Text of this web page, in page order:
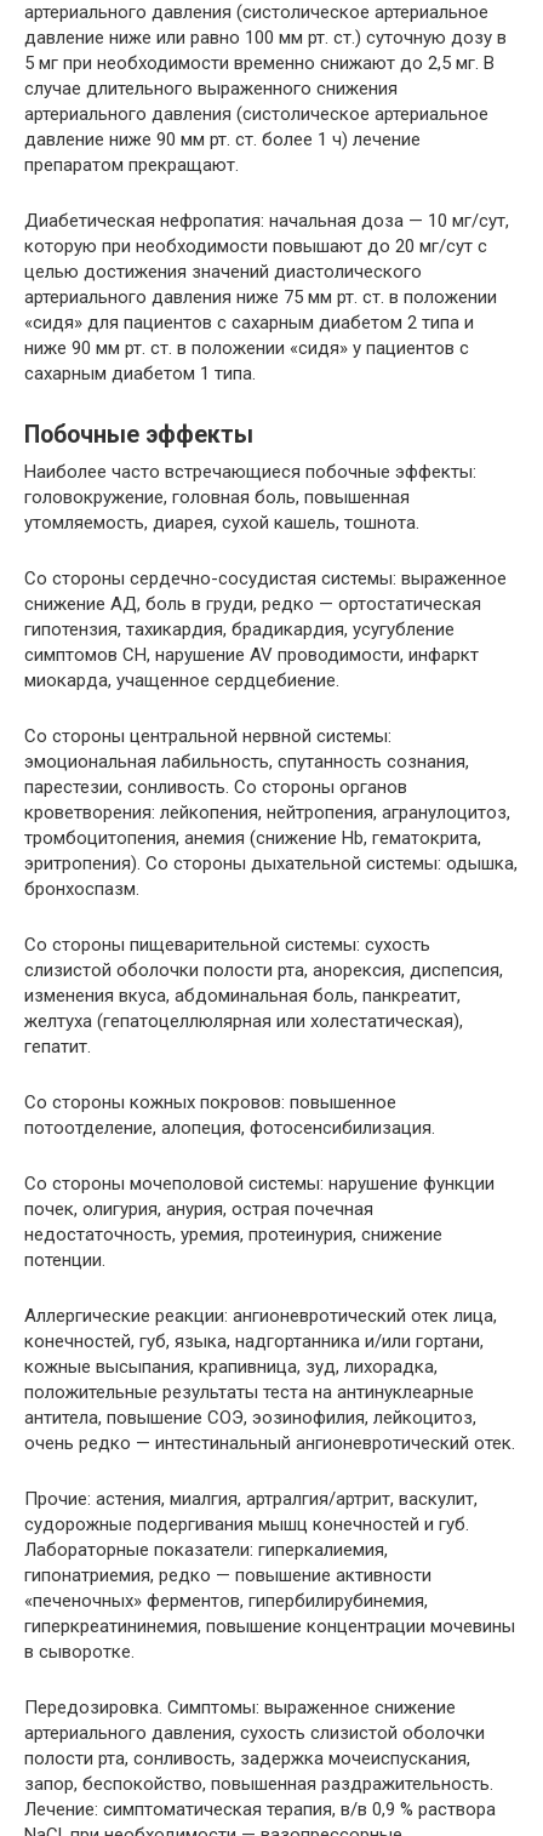
артериального давления (систолическое артериальное
давление ниже или равно 100 мм рт. ст.) суточную дозу в
5 мг при необходимости временно снижают до 2,5 мг. В
случае длительного выраженного снижения
артериального давления (систолическое артериальное
давление ниже 90 мм рт. ст. более 1 ч) лечение
препаратом прекращают.
Диабетическая нефропатия: начальная доза — 10 мг/сут,
которую при необходимости повышают до 20 мг/сут с
целью достижения значений диастолического
артериального давления ниже 75 мм рт. ст. в положении
«сидя» для пациентов с сахарным диабетом 2 типа и
ниже 90 мм рт. ст. в положении «сидя» у пациентов с
сахарным диабетом 1 типа.
Побочные эффекты
Наиболее часто встречающиеся побочные эффекты:
головокружение, головная боль, повышенная
утомляемость, диарея, сухой кашель, тошнота.
Со стороны сердечно-сосудистая системы: выраженное
снижение АД, боль в груди, редко — ортостатическая
гипотензия, тахикардия, брадикардия, усугубление
симптомов СН, нарушение AV проводимости, инфаркт
миокарда, учащенное сердцебиение.
Со стороны центральной нервной системы:
эмоциональная лабильность, спутанность сознания,
парестезии, сонливость. Со стороны органов
кроветворения: лейкопения, нейтропения, агранулоцитоз,
тромбоцитопения, анемия (снижение Hb, гематокрита,
эритропения). Со стороны дыхательной системы: одышка,
бронхоспазм.
Со стороны пищеварительной системы: сухость
слизистой оболочки полости рта, анорексия, диспепсия,
изменения вкуса, абдоминальная боль, панкреатит,
желтуха (гепатоцеллюлярная или холестатическая),
гепатит.
Со стороны кожных покровов: повышенное
потоотделение, алопеция, фотосенсибилизация.
Со стороны мочеполовой системы: нарушение функции
почек, олигурия, анурия, острая почечная
недостаточность, уремия, протеинурия, снижение
потенции.
Аллергические реакции: ангионевротический отек лица,
конечностей, губ, языка, надгортанника и/или гортани,
кожные высыпания, крапивница, зуд, лихорадка,
положительные результаты теста на антинуклеарные
антитела, повышение СОЭ, эозинофилия, лейкоцитоз,
очень редко — интестинальный ангионевротический отек.
Прочие: астения, миалгия, артралгия/артрит, васкулит,
судорожные подергивания мышц конечностей и губ.
Лабораторные показатели: гиперкалиемия,
гипонатриемия, редко — повышение активности
«печеночных» ферментов, гипербилирубинемия,
гиперкреатининемия, повышение концентрации мочевины
в сыворотке.
Передозировка. Симптомы: выраженное снижение
артериального давления, сухость слизистой оболочки
полости рта, сонливость, задержка мочеиспускания,
запор, беспокойство, повышенная раздражительность.
Лечение: симптоматическая терапия, в/в 0,9 % раствора